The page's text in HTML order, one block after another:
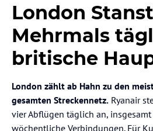
London
Mehrmals
britische
London zählt ab Hahn zu den
gesamten Streckennetz. Ryanair
vier Abflügen täglich an,
wöchentliche Verbindungen. Für